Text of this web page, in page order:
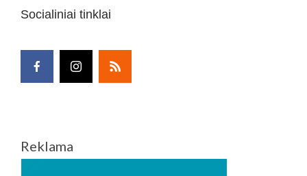
Socialiniai tinklai
Reklama